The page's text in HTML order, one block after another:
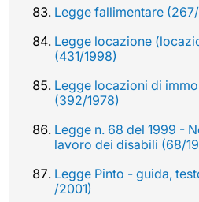
Legge fallimentare
Legge locazione
(431/1998)
Legge locazioni di
(392/1978)
Legge n. 68 del 1999 -
lavoro dei disabili (68/
Legge Pinto - guida,
/2001)